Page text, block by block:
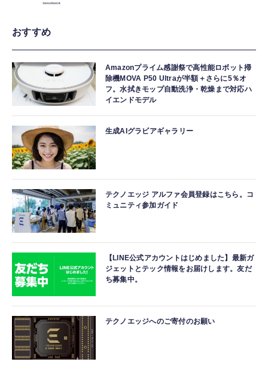
おすすめ
Amazonプライム感謝祭で高性能ロボット掃
除機MOVA P50 Ultraが半額＋さらに5％オ
フ。水拭きモップ自動洗浄・乾燥まで対応ハ
イエンドモデル
生成AIグラビアギャラリー
テクノエッジ アルファ会員登録はこちら。コ
ミュニティ参加ガイド
【LINE公式アカウントはじめました】最新ガ
ジェットとテック情報をお届けします。友だ
ち募集中。
テクノエッジへのご寄付のお願い